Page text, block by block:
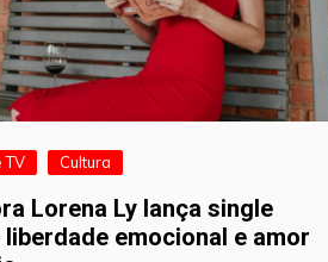
TV Cultura
Lorena Ly lança single
emocional e amor